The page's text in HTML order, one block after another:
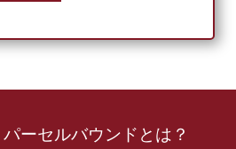
パーセルバウンドとは？